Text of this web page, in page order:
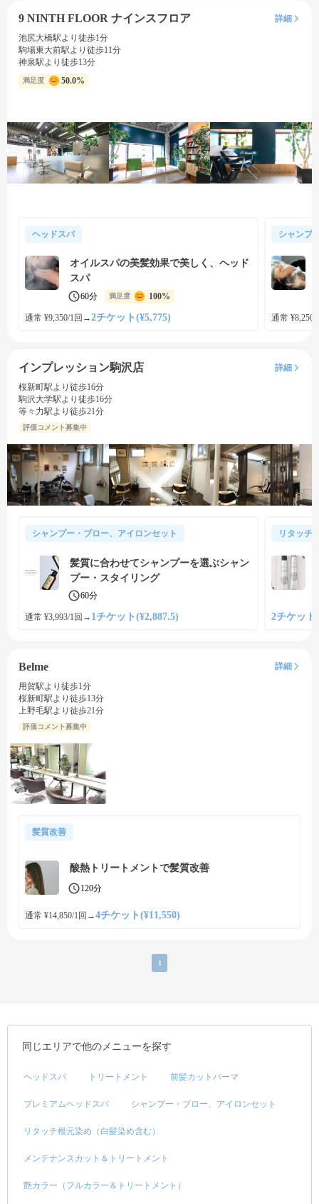
9 NINTH FLOOR ナインスフロア
詳細
池尻大橋駅より徒歩1分
駒場東大前駅より徒歩11分
神泉駅より徒歩13分
満足度 50.0%
ヘッドスパ
オイルスパの美髪効果で美しく、ヘッド
スパ
60分 満足度 100%
通常 ¥9,350/1回 →2チケット(¥5,775)
シャンプ
通常 ¥8,250/
インプレッション駒沢店
詳細
桜新町駅より徒歩16分
駒沢大学駅より徒歩16分
等々力駅より徒歩21分
評価コメント募集中
シャンプー・ブロー、アイロンセット
髪質に合わせてシャンプーを選ぶシャン
プー・スタイリング
60分
通常 ¥3,993/1回 → 1チケット(¥2,887.5)
リタッチ
2チケット
Belme
詳細
用賀駅より徒歩1分
桜新町駅より徒歩13分
上野毛駅より徒歩21分
評価コメント募集中
髪質改善
酸熱トリートメントで髪質改善
120分
通常 ¥14,850/1回 →4チケット(¥11,550)
1
同じエリアで他のメニューを探す
ヘッドスパ トリートメント 前髪カットパーマ
プレミアムヘッドスパ シャンプー・ブロー、アイロンセット
リタッチ根元染め（白髪染め含む）
メンテナンスカット＆トリートメント
艶カラー（フルカラー＆トリートメント）